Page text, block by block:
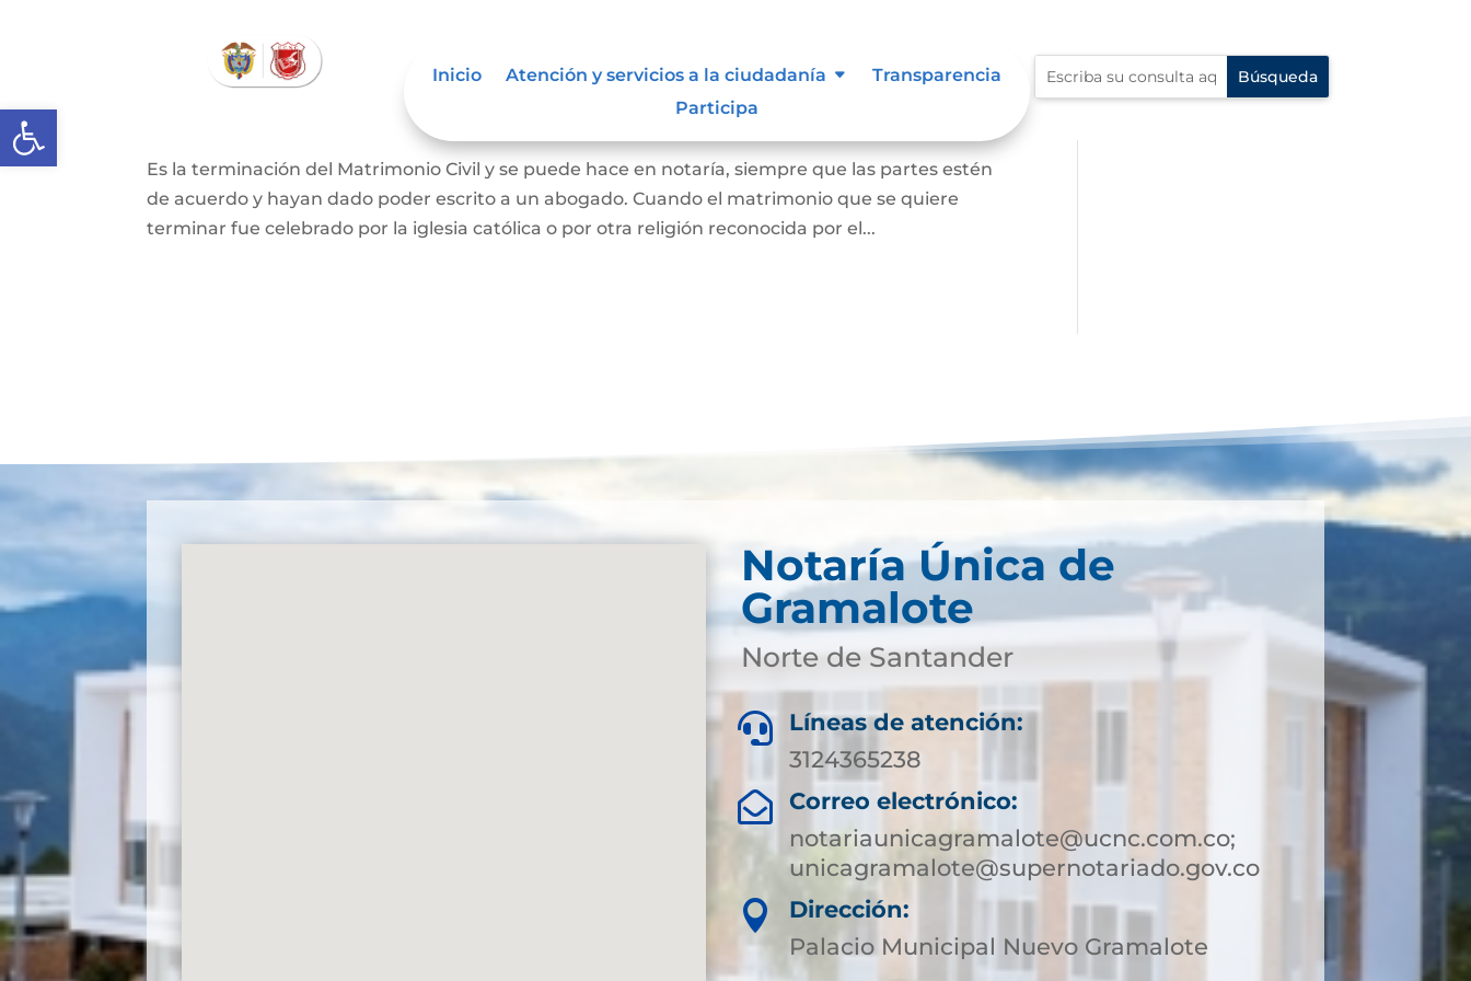
Abrir barra de herramientas
Inicio Atención y servicios a la ciudadanía
Transparencia
Participa
Es la terminación del Matrimonio Civil y se puede hace en notaría, siempre que las partes estén
de acuerdo y hayan dado poder escrito a un abogado. Cuando el matrimonio que se quiere
terminar fue celebrado por la iglesia católica o por otra religión reconocida por el...
Notaría Única de
Gramalote
Norte de Santander

Líneas de atención:
3124365238

Correo electrónico:
notariaunicagramalote@ucnc.com.co;
unicagramalote@supernotariado.gov.co

Dirección:
Palacio Municipal Nuevo Gramalote